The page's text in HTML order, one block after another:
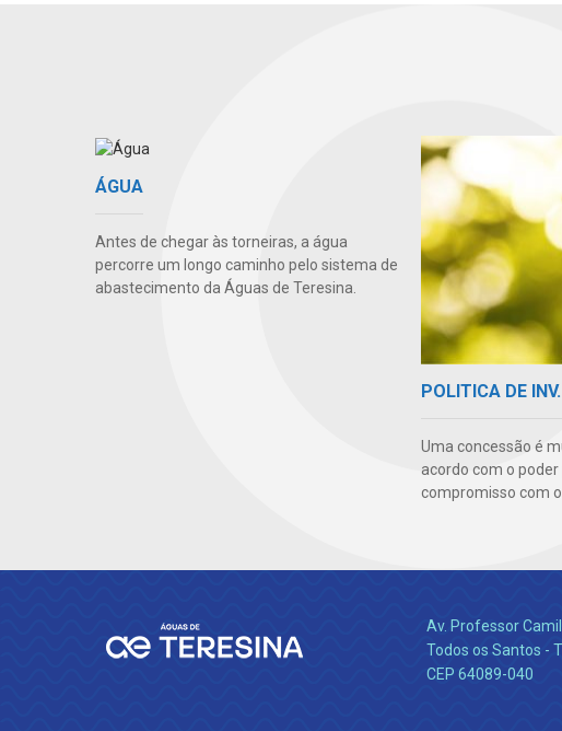
ÁGUA
Antes de chegar às torneiras, a água
percorre um longo caminho pelo sistema de
abastecimento da Águas de Teresina.
POLITICA DE
Uma concessão é
acordo com o poder
compromisso com
Av. Professor
Todos os Santos -
CEP 64089-040